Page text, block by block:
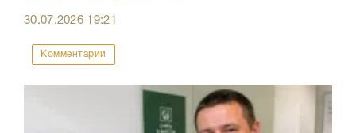
30.07.2026 19:21
Комментарии